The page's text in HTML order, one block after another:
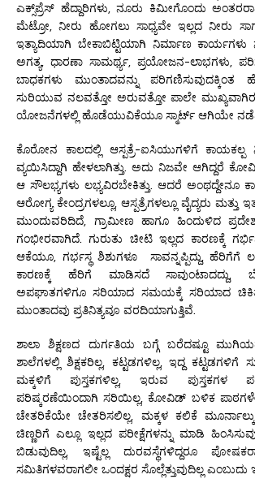
ಎಕ್ಸ್‌ಪ್ರೆಸ್ ಹೆದ್ದಾರಿಗಳು, ನೂರು ಕಿಮೀಗೊಂದು
ಮೆಟ್ರೋ, ನೀರು ಹೋಗಲು ಸಾಧ್ಯವೇ ಇಲ್ಲದ ನೀರು
ಇತ್ಯಾದಿಯಾಗಿ ಬೇಕಾಬಿಟ್ಟಿಯಾಗಿ ನಿರ್ಮಾಣ ಕಾರ್ಯಗಳು
ಅಗತ್ಯ, ಧಾರಣಾ ಸಾಮರ್ಥ್ಯ, ಪ್ರಯೋಜನ-ಲಾಭಗಳು,
ಬಾಧಕಗಳು ಮುಂತಾದವನ್ನು ಪರಿಗಣಿಸುವುದಕ್ಕಿಂತ
ಸುರಿಯುವ ನಲವತ್ತೋ ಅರುವತ್ತೋ ಪಾಲೇ
ಯೋಜನೆಗಳಲ್ಲಿ ಹೊಡೆಯುವಿಕೆಯೂ ಸ್ಮಾರ್ಟ್ ಆಗಿಯೇ
ಕೊರೋನ ಕಾಲದಲ್ಲಿ ಆಸ್ಪತ್ರೆ-ಐಸಿಯುಗಳಿಗೆ
ವ್ಯಯಿಸಿದ್ದಾಗಿ ಹೇಳಲಾಗಿತ್ತು. ಅದು ನಿಜವೇ ಆಗಿದ್ದರೆ
ಆ ಸೌಲಭ್ಯಗಳು ಲಭ್ಯವಿರಬೇಕಿತ್ತು. ಆದರೆ ಅಂಥದ್ದೇನೂ
ಆರೋಗ್ಯ ಕೇಂದ್ರಗಳಲ್ಲೂ, ಆಸ್ಪತ್ರೆಗಳಲ್ಲೂ ವೈದ್ಯರು
ಮುಂದುವರಿದಿದೆ, ಗ್ರಾಮೀಣ ಹಾಗೂ ಹಿಂದುಳಿದ
ಗಂಭೀರವಾಗಿದೆ. ಗುರುತು ಚೀಟಿ ಇಲ್ಲದ ಕಾರಣಕ್ಕೆ
ಆಕೆಯೂ, ಗರ್ಭಸ್ಥ ಶಿಶುಗಳೂ ಸಾವನ್ನಪ್ಪಿದ್ದು,
ಕಾರಣಕ್ಕೆ ಹೆರಿಗೆ ಮಾಡಿಸದೆ ಸಾವುಂಟಾದದ್ದು,
ಅಪಘಾತಗಳಿಗೂ ಸರಿಯಾದ ಸಮಯಕ್ಕೆ ಸರಿಯಾದ
ಮುಂತಾದವು ಪ್ರತಿನಿತ್ಯವೂ ವರದಿಯಾಗುತ್ತಿವೆ.
ಶಾಲಾ ಶಿಕ್ಷಣದ ದುರ್ಗತಿಯ ಬಗ್ಗೆ ಬರೆದಷ್ಟೂ
ಶಾಲೆಗಳಲ್ಲಿ ಶಿಕ್ಷಕರಿಲ್ಲ, ಕಟ್ಟಡಗಳಿಲ್ಲ, ಇದ್ದ ಕಟ್ಟಡಗಳಿಗೆ
ಮಕ್ಕಳಿಗೆ ಪುಸ್ತಕಗಳಿಲ್ಲ, ಇರುವ ಪುಸ್ತಕಗಳ
ಪರಿಷ್ಕರಣೆಯಿಂದಾಗಿ ಸರಿಯಿಲ್ಲ, ಕೋವಿಡ್ ಬಳಿಕ ಪಾಠಗಳೇ
ಚೇತರಿಕೆಯೇ ಚೇತರಿಸಲಿಲ್ಲ, ಮಕ್ಕಳ ಕಲಿಕೆ
ಚಿಣ್ಣರಿಗೆ ಎಲ್ಲೂ ಇಲ್ಲದ ಪರೀಕ್ಷೆಗಳನ್ನು ಮಾಡಿ
ಬಿಡುವುದಿಲ್ಲ, ಇಷ್ಟೆಲ್ಲ ದುರವಸ್ಥೆಗಳಿದ್ದರೂ
ಸಮಿತಿಗಳವರಾಗಲೀ ಒಂದಕ್ಷರ ಸೊಲ್ಲೆತ್ತುವುದಿಲ್ಲ